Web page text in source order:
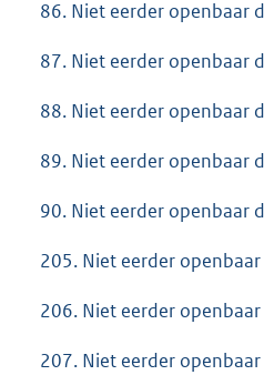
86. Niet eerder openbaar
87. Niet eerder openbaar
88. Niet eerder openbaar
89. Niet eerder openbaar
90. Niet eerder openbaar
205. Niet eerder
206. Niet eerder
207. Niet eerder